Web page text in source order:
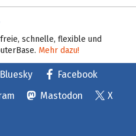
schnelle, flexible und
Mehr dazu!
Bluesky
Facebook
Mastodon
X